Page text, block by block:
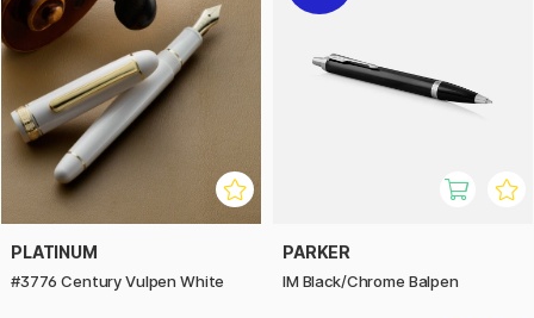
PLATINUM
#3776 Century Vulpen White
PARKER
IM Black/Chrome Balpen